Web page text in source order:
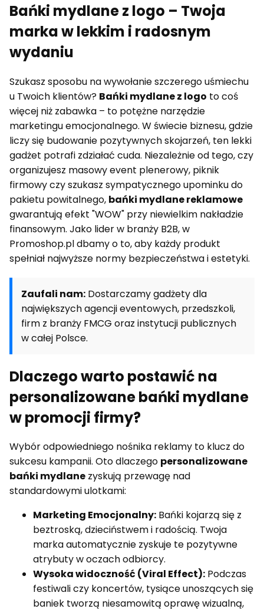
Bańki mydlane z logo – Twoja
marka w lekkim i radosnym
wydaniu
Szukasz sposobu na wywołanie szczerego uśmiechu
u Twoich klientów? Bańki mydlane z logo to coś
więcej niż zabawka – to potężne narzędzie
marketingu emocjonalnego. W świecie biznesu, gdzie
liczy się budowanie pozytywnych skojarzeń, ten lekki
gadżet potrafi zdziałać cuda. Niezależnie od tego, czy
organizujesz masowy event plenerowy, piknik
firmowy czy szukasz sympatycznego upominku do
pakietu powitalnego, bańki mydlane reklamowe
gwarantują efekt "WOW" przy niewielkim nakładzie
finansowym. Jako lider w branży B2B, w
Promoshop.pl dbamy o to, aby każdy produkt
spełniał najwyższe normy bezpieczeństwa i estetyki.
Zaufali nam: Dostarczamy gadżety dla
największych agencji eventowych, przedszkoli,
firm z branży FMCG oraz instytucji publicznych
w całej Polsce.
Dlaczego warto postawić na
personalizowane bańki mydlane
w promocji firmy?
Wybór odpowiedniego nośnika reklamy to klucz do
sukcesu kampanii. Oto dlaczego personalizowane
bańki mydlane zyskują przewagę nad
standardowymi ulotkami:
Marketing Emocjonalny: Bańki kojarzą się z
beztroską, dzieciństwem i radością. Twoja
marka automatycznie zyskuje te pozytywne
atrybuty w oczach odbiorcy.
Wysoka widoczność (Viral Effect): Podczas
festiwali czy koncertów, tysiące unoszących się
baniek tworzą niesamowitą oprawę wizualną,